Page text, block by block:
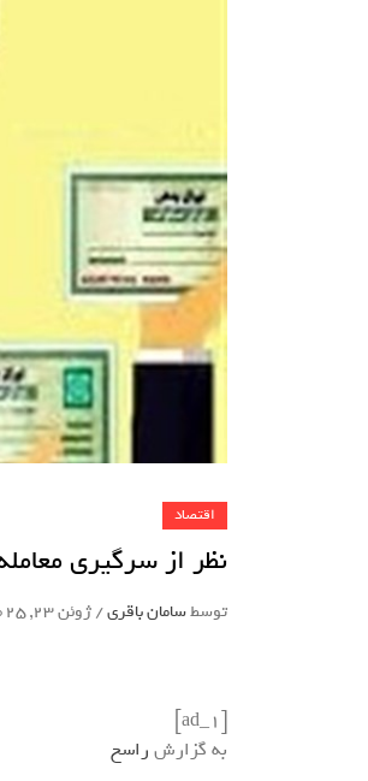
اقتصاد
نظر از سرگیری
توسطسامان باقری/ژوئن 23, 2025
به گزارش راسخ